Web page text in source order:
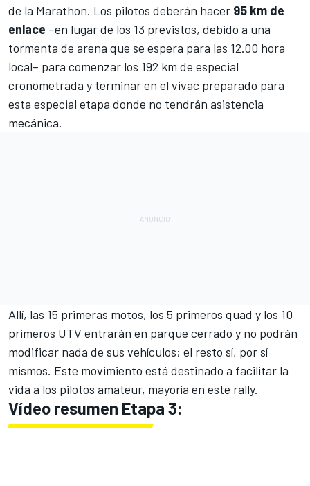
de la Marathon. Los pilotos deberán hacer 95 km de
enlace –en lugar de los 13 previstos, debido a una
tormenta de arena que se espera para las 12.00 hora
local– para comenzar los 192 km de especial
cronometrada y terminar en el vivac preparado para
esta especial etapa donde no tendrán asistencia
mecánica.
Allí, las 15 primeras motos, los 5 primeros quad y los 10
primeros UTV entrarán en parque cerrado y no podrán
modificar nada de sus vehículos; el resto sí, por sí
mismos. Este movimiento está destinado a facilitar la
vida a los pilotos amateur, mayoría en este rally.
Vídeo resumen Etapa 3: